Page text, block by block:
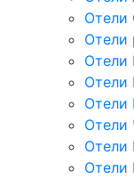
Отели
Отели
Отели
Отели
Отели
Отели
Отели
Отели